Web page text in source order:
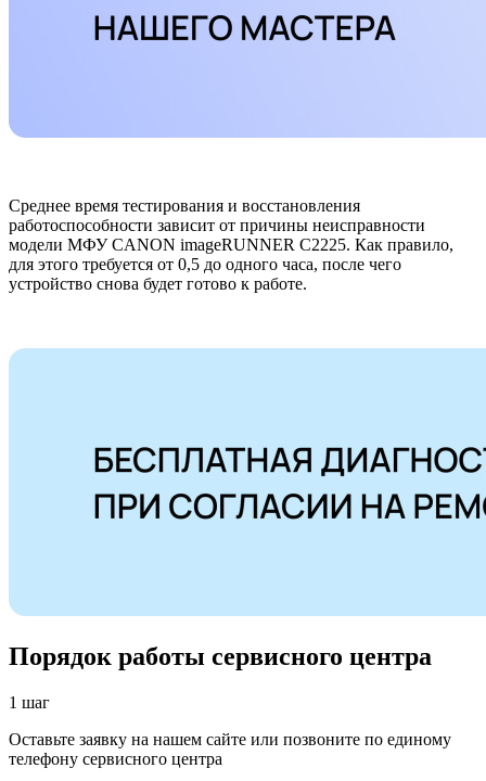
Среднее время тестирования и восстановления
работоспособности зависит от причины неисправности
модели МФУ CANON imageRUNNER C2225. Как правило,
для этого требуется от 0,5 до одного часа, после чего
устройство снова будет готово к работе.
Порядок работы сервисного центра
1 шаг
Оставьте заявку на нашем сайте или позвоните по единому
телефону сервисного центра